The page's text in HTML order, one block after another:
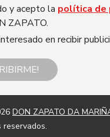
y acepto la política de
ZAPATO.
en recibir
DON ZAPATO DA